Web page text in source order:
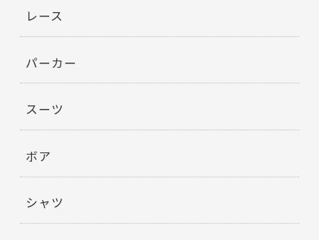
レース
パーカー
スーツ
ボア
シャツ